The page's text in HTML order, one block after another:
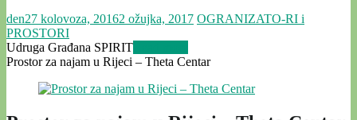
den27 kolovoza, 20162 ožujka, 2017 OGRANIZATO-RI i
PROSTORI
Udruga Građana SPIRIT
Prostor za najam u Rijeci – Theta Centar